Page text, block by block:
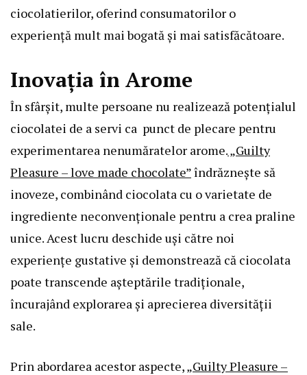
ciocolatierilor, oferind consumatorilor o
experiență mult mai bogată și mai satisfăcătoare.
Inovația în Arome
În sfârșit, multe persoane nu realizează potențialul
ciocolatei de a servi ca punct de plecare pentru
experimentarea nenumăratelor arome.„Guilty
Pleasure – love made chocolate”îndrăznește să
inoveze, combinând ciocolata cu o varietate de
ingrediente neconvenționale pentru a crea praline
unice. Acest lucru deschide uși către noi
experiențe gustative și demonstrează că ciocolata
poate transcende așteptările tradiționale,
încurajând explorarea și aprecierea diversității
sale.
Prin abordarea acestor aspecte,„Guilty Pleasure –